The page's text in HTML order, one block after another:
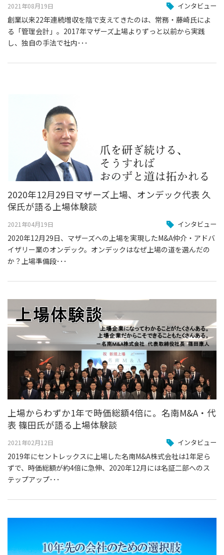
2021年08月19日 インタビュー
創業以来22年連続増収を陰で支えてきたのは、常務・藤崎氏によ
る「管理会計」。2017年マザーズ上場よりずっと以前から実践
し、独自の手法で社内･･･
2020年12月29日マザーズ上場、オンデック代表 久
保氏が語る上場体験談
2021年04月19日 インタビュー
2020年12月29日、マザーズへの上場を実現したM&A仲介・アドバ
イザリー業のオンデック。オンデックはなぜ上場の道を選んだの
か？上場準備段･･･
上場からわずか1年で時価総額4倍に。名南M&A・代
表 篠田氏が語る上場体験談
2021年02月12日 インタビュー
2019年にセントレックスに上場した名南M&A株式会社は1年足ら
ずで、時価総額が約4倍に急伸、2020年12月には名証二部へのス
テップアップ･･･